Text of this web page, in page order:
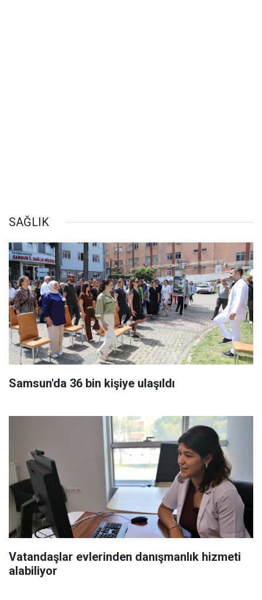
SAĞLIK
Samsun'da 36 bin kişiye ulaşıldı
Vatandaşlar evlerinden danışmanlık hizmeti
alabiliyor